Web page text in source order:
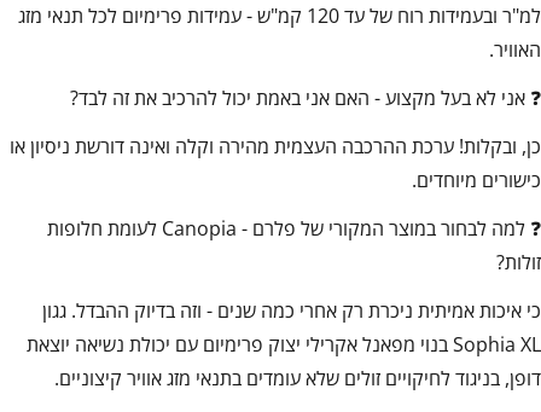
למ"ר ובעמידות רוח של עד 120 קמ"ש - עמידות פרימיום לכל תנאי מזג
האוויר.
❓ אני לא בעל מקצוע - האם אני באמת יכול להרכיב את זה לבד?
כן, ובקלות! ערכת ההרכבה העצמית מהירה וקלה ואינה דורשת ניסיון או
כישורים מיוחדים.
❓ למה לבחור במוצר המקורי של פלרם - Canopia לעומת חלופות
זולות?
כי איכות אמיתית ניכרת רק אחרי כמה שנים - וזה בדיוק ההבדל. גגון
Sophia XL בנוי מפאנל אקרילי יצוק פרימיום עם יכולת נשיאה יוצאת
דופן, בניגוד לחיקויים זולים שלא עומדים בתנאי מזג אוויר קיצוניים.